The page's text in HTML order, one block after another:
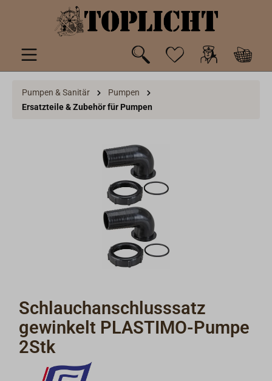
springen
Pumpen & Sanitär
Pumpen
Ersatzteile & Zubehör für Pumpen
Schlauchanschlusssatz
gewinkelt PLASTIMO-Pumpe
2Stk